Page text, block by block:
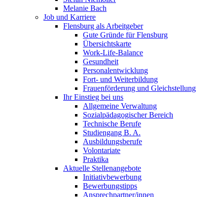
Melanie Bach
Job und Karriere
Flensburg als Arbeitgeber
Gute Gründe für Flensburg
Übersichtskarte
Work-Life-Balance
Gesundheit
Personalentwicklung
Fort- und Weiterbildung
Frauenförderung und Gleichstellung
Ihr Einstieg bei uns
Allgemeine Verwaltung
Sozialpädagogischer Bereich
Technische Berufe
Studiengang B. A.
Ausbildungsberufe
Volontariate
Praktika
Aktuelle Stellenangebote
Initiativbewerbung
Bewerbungstipps
Ansprechpartner/innen